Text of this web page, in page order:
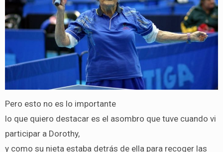
Pero esto no es lo importante
lo que quiero destacar es el asombro que tuve cuando vi
participar a Dorothy,
y como su nieta estaba detrás de ella para recoger las